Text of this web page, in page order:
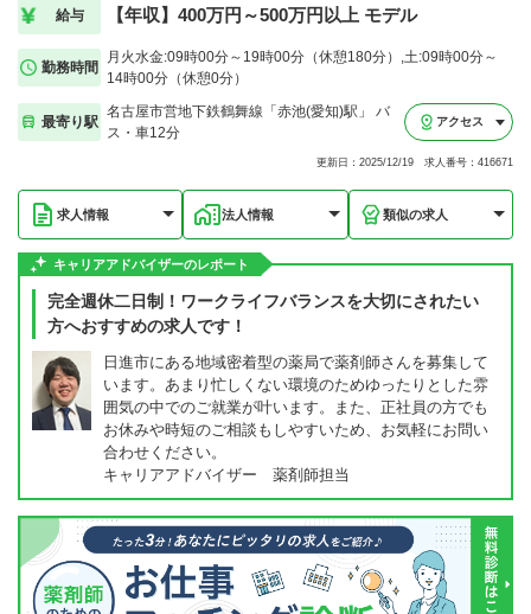
給与 【年収】400万円～500万円以上 モデル
勤務時間
月火水金:09時00分～19時00分（休憩180分）,土:09時00分～
14時00分（休憩0分）
最寄り駅
名古屋市営地下鉄鶴舞線「赤池(愛知)駅」 バ
ス・車12分
アクセス
更新日：2025/12/19 求人番号：416671
求人情報 法人情報 類似の求人
キャリアアドバイザーのレポート
完全週休二日制！ワークライフバランスを大切にされたい
方へおすすめの求人です！
日進市にある地域密着型の薬局で薬剤師さんを募集して
います。あまり忙しくない環境のためゆったりとした雰
囲気の中でのご就業が叶います。また、正社員の方でも
お休みや時短のご相談もしやすいため、お気軽にお問い
合わせください。
キャリアアドバイザー 薬剤師担当